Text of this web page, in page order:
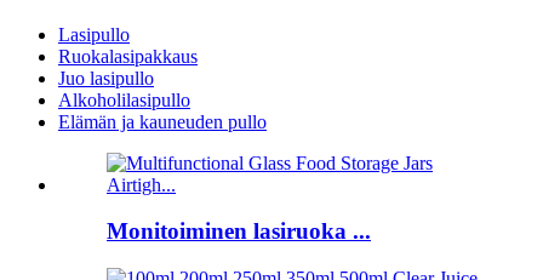
Lasipullo
Ruokalasipakkaus
Juo lasipullo
Alkoholilasipullo
Elämän ja kauneuden pullo
Monitoiminen lasiruoka ...